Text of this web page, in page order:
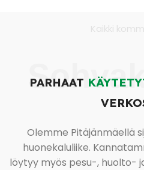
PARHAAT
Olemme Pitäjänmäellä
huonekaluliike.
löytyy myös pesu-, huolto-